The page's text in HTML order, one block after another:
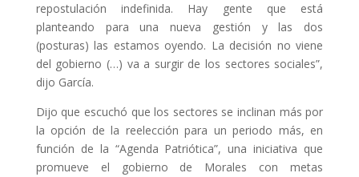
repostulación indefinida. Hay gente que está
planteando para una nueva gestión y las dos
(posturas) las estamos oyendo. La decisión no viene
del gobierno (…) va a surgir de los sectores sociales”,
dijo García.
Dijo que escuchó que los sectores se inclinan más por
la opción de la reelección para un periodo más, en
función de la “Agenda Patriótica”, una iniciativa que
promueve el gobierno de Morales con metas